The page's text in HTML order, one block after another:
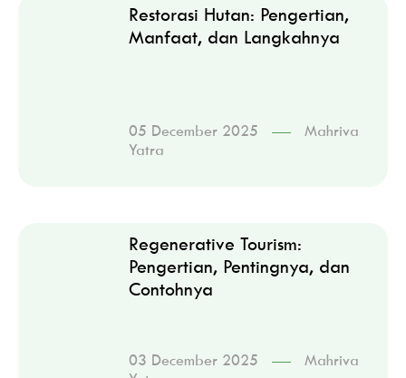
Restorasi Hutan: Pengertian,
Manfaat, dan Langkahnya
05 December 2025
Mahriva
Yatra
Regenerative Tourism:
Pengertian, Pentingnya, dan
Contohnya
03 December 2025
Mahriva